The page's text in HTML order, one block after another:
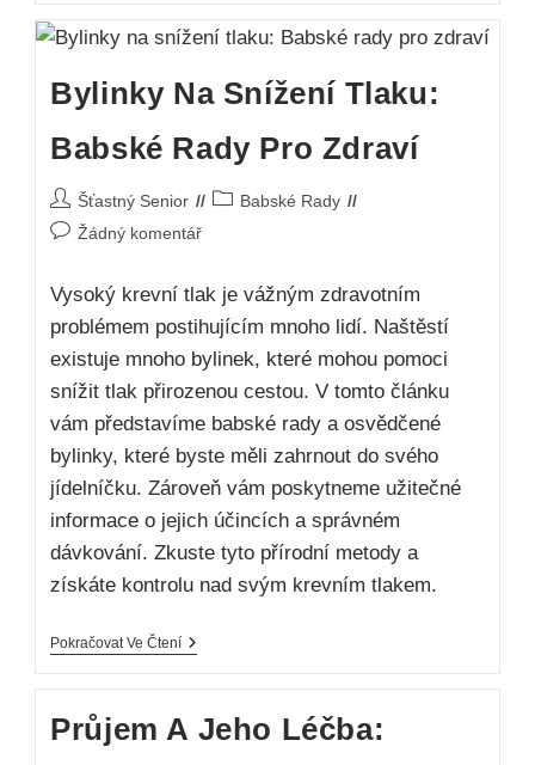
Bylinky Na Snížení Tlaku:
Babské Rady Pro Zdraví
Šťastný Senior
Babské Rady
Žádný komentář
Vysoký krevní tlak je vážným zdravotním
problémem postihujícím mnoho lidí. Naštěstí
existuje mnoho bylinek, které mohou pomoci
snížit tlak přirozenou cestou. V tomto článku
vám představíme babské rady a osvědčené
bylinky, které byste měli zahrnout do svého
jídelníčku. Zároveň vám poskytneme užitečné
informace o jejich účincích a správném
dávkování. Zkuste tyto přírodní metody a
získáte kontrolu nad svým krevním tlakem.
Pokračovat Ve Čtení
Průjem A Jeho Léčba: